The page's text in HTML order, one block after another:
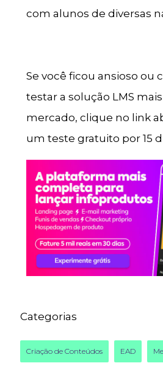
com alunos de diversas
Se você ficou ansioso ou
testar a solução LMS
mercado, clique no link
um teste gratuito por 15
Categorias
Criação de Conteúdos EAD